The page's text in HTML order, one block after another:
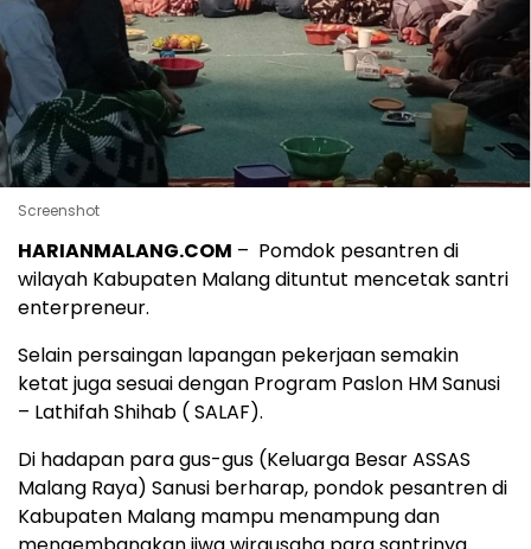
Screenshot
HARIANMALANG.COM – Pomdok pesantren di
wilayah Kabupaten Malang dituntut mencetak santri
enterpreneur.
Selain persaingan lapangan pekerjaan semakin
ketat juga sesuai dengan Program Paslon HM Sanusi
– Lathifah Shihab ( SALAF).
Di hadapan para gus-gus (Keluarga Besar ASSAS
Malang Raya) Sanusi berharap, pondok pesantren di
Kabupaten Malang mampu menampung dan